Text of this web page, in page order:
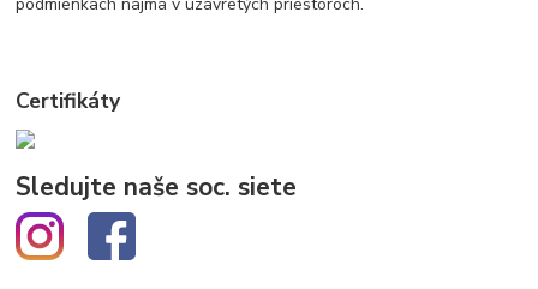
Certifikáty
Sledujte naše soc. siete